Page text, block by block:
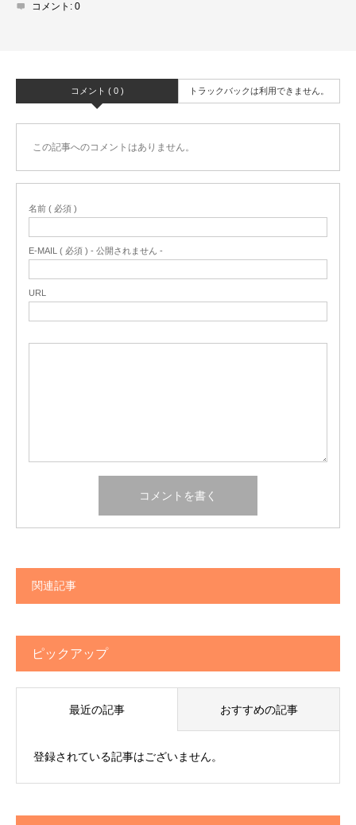
コメント: 0
コメント ( 0 ) トラックバックは利用できません。
この記事へのコメントはありません。
名前 ( 必須 )
E-MAIL ( 必須 ) - 公開されません -
URL
関連記事
ピックアップ
最近の記事 おすすめの記事
登録されている記事はございません。